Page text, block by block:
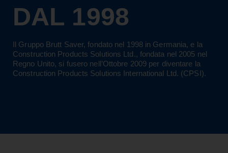
DAL 1998
Il Gruppo Brutt Saver, fondato nel 1998 in Germania, e la
Construction Products Solutions Ltd., fondata nel 2005 nel
Regno Unito, si fusero nell’Ottobre 2009 per diventare la
Construction Products Solutions International Ltd. (CPSI).